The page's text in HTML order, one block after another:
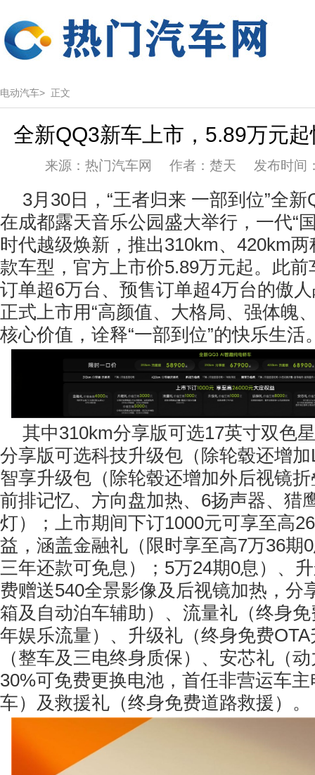
电动汽车> 正文
全新QQ3新车上市，5.89万元
来源：热门汽车网 作者：楚天 发布时间
3月30日，“王者归来 一部到位”全
在成都露天音乐公园盛大举行，一代“
时代越级焕新，推出310km、420km
款车型，官方上市价5.89万元起。此
订单超6万台、预售订单超4万台的傲
正式上市用“高颜值、大格局、强体魄
核心价值，诠释“一部到位”的快乐生活
其中310km分享版可选17英寸双色
分享版可选科技升级包（除轮毂还增
智享升级包（除轮毂还增加外后视镜
前排记忆、方向盘加热、6扬声器、猎
灯）；上市期间下订1000元可享至高
益，涵盖金融礼（限时享至高7万36期
三年还款可免息）；5万24期0息）、
费赠送540全景影像及后视镜加热，分
箱及自动泊车辅助）、流量礼（终身
年娱乐流量）、升级礼（终身免费
（整车及三电终身质保）、安芯礼（
30%可免费更换电池，首任非营运车
车）及救援礼（终身免费道路救援）。